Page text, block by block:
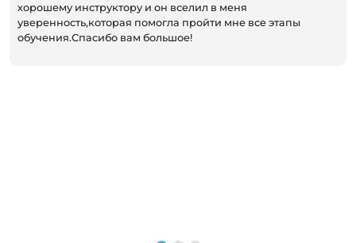
хорошему инструктору и он вселил в меня
уверенность,которая помогла пройти мне все этапы
обучения.Спасибо вам большое!